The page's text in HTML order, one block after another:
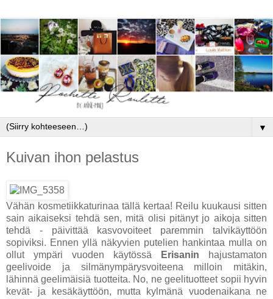
▼
Kuivan ihon pelastus
Vähän kosmetiikkaturinaa tällä kertaa! Reilu kuukausi sitten
sain aikaiseksi tehdä sen, mitä olisi pitänyt jo aikoja sitten
tehdä - päivittää kasvovoiteet paremmin talvikäyttöön
sopiviksi. Ennen yllä näkyvien putelien hankintaa mulla on
ollut ympäri vuoden käytössä
Erisanin hajustamaton
geelivoide ja silmänympärysvoiteena milloin mitäkin,
lähinnä geelimäisiä tuotteita. No, ne geelituotteet sopii hyvin
kevät- ja kesäkäyttöön, mutta kylmänä vuodenaikana ne